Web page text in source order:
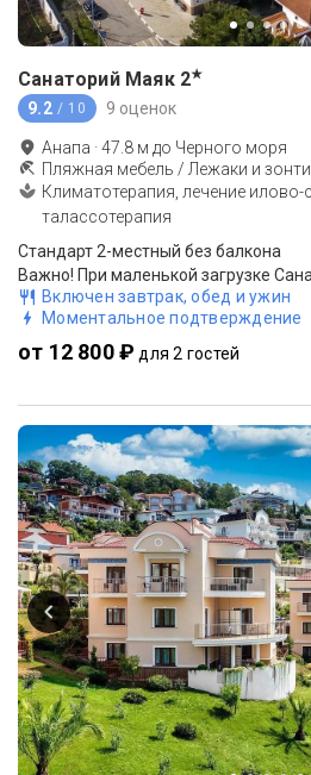
Санаторий Маяк 2★
9.2 / 10 9 оценок
Анапа ·47.8 м до Черного моря
Пляжная мебель / Лежаки и
Климатотерапия, лечение
талассотерапия
Стандарт 2-местный без балкона
Включен завтрак, обед и ужин
Моментальное подтверждение
от 12 800 ₽ для 2 гостей